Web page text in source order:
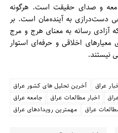
و صدای حقیقت است. هرگونه
دست‌درازی به آینده‌مان است. بر
آزادی رسانه به معنای هرج و مرج
اخلاقی و حرفه‌ای استوار
نیستند.
عراق
آخرین تحلیل های کشور عراق
اخبار مطالعات عراق
جامعه عراق
عراق
مهمترین رویدادهای عراق